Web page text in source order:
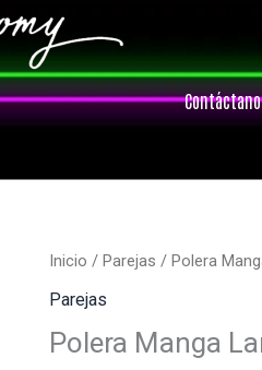
Inicio / Parejas / Polera
Parejas
Polera Manga